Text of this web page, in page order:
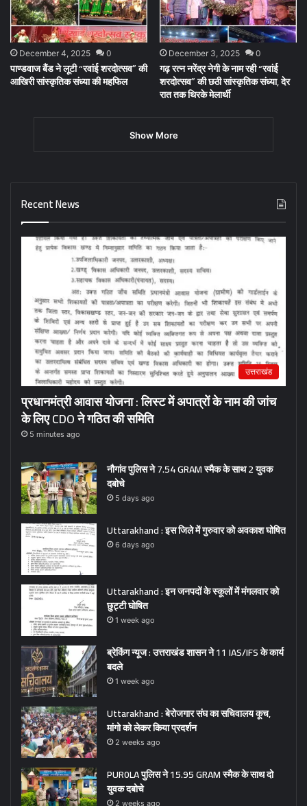
December 4, 2025 0
पाण्डवाज बैंड ने लूटी “रवांई शरदोत्सव” की
आखिरी सांस्कृतिक संध्या की महफिल
December 3, 2025 0
गढ़ रत्न नरेंद्र नेगी के नाम रही “रवांई
शरदोत्सव” की छठी सांस्कृतिक संध्या, देर
रात तक थिरके मेलार्थी
Show More
Recent News
उत्तराखंड
प्रधानमंत्री आवास योजना : लिस्ट में अपात्रों के नाम की जांच
के लिए CDO ने गठित की समिति
5 minutes ago
नौगांव पुलिस ने 7.54 GRAM स्मैक के साथ 2 युवक
दबोचे
5 days ago
Uttarakhand : इस जिले में गुरुवार को अवकाश घोषित
6 days ago
Uttarakhand : इन जनपदों के स्कूलों में मंगलवार को
छुट्टी घोषित
1 week ago
ब्रेकिंग न्यूज : उत्तराखंड शासन ने 11 IAS/IFS के कार्य
बदले
1 week ago
Uttarakhand : बेरोजगार संघ का सचिवालय कूच,
मांगो को लेकर किया प्रदर्शन
2 weeks ago
PUR0LA पुलिस ने 15.95 GRAM स्मैक के साथ दो
युवक दबोचे
2 weeks ago